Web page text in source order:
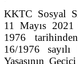
KKTC Sosyal
11 Mayıs 2021
1976
16/1976
Yasasının